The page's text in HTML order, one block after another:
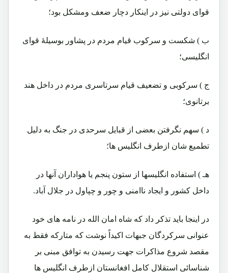
قوای دولتی نیز در اینکار دچار ضعف ومشکل بود؛
ب ) شکست و سرکوب قیام مردم در پشاور بوسیلۀ قوای
انگلیسی؛
ج ) سرکوبی و تضعیف قیام سرتاسری مردم در داخل هند
برتانوی؛
د ) سهم نگرفتن بعضی از قبایل سرحدی در جنگ به دلیل
تطمیع شان ازطرف انگلیس ها؛
هـ ) استفاده انگلیسها از ستون پنجم یا هواداران آنها در
داخل کشور و ایجاد ناامنی و چور و چپاول در جلال آباد.
در اینجا باید تذکر داد که شاه امان الله در نامه های خود
عنوانی سرکردگان جبهات اکیداً نوشت که متارکه فقط به
مقصد شروع مذاکرات جهت رسیدن به توافق مبنی بر
شناسائی استقلال کامل افغانستان ازطرف انگلیس ها